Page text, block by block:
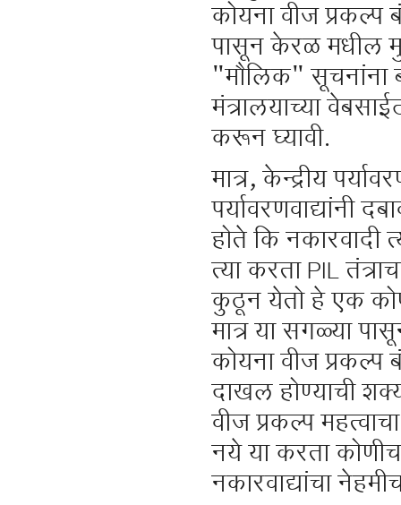
कोयना वीज
पासून केरळ मधील
"मौलिक" सूचनांना
मंत्रालयाच्या
करून घ्यावी.
मात्र, केन्द्रीय
पर्यावरणवाद्यांनी
होते कि
त्या करता PIL
कुठून येतो हे एक
मात्र या सगळ्या
कोयना वीज
दाखल होण्याची
वीज प्रकल्प
नये या करता
नकारवाद्यांचा